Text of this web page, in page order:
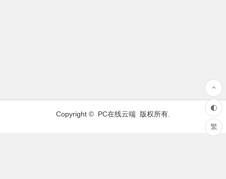
Copyright © PC在线云端 版权所有.
繁